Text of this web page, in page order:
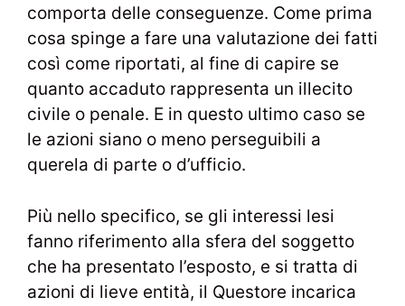
comporta delle conseguenze. Come prima
cosa spinge a fare una valutazione dei fatti
così come riportati, al fine di capire se
quanto accaduto rappresenta un illecito
civile o penale. E in questo ultimo caso se
le azioni siano o meno perseguibili a
querela di parte o d’ufficio.
Più nello specifico, se gli interessi lesi
fanno riferimento alla sfera del soggetto
che ha presentato l’esposto, e si tratta di
azioni di lieve entità, il Questore incarica